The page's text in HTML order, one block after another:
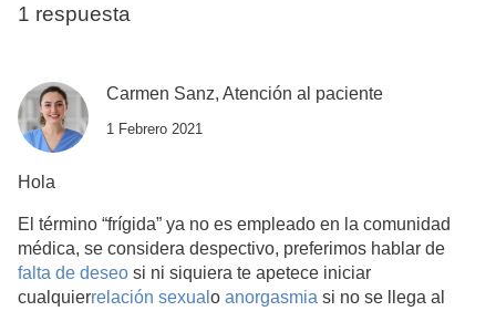
1 respuesta
Carmen Sanz, Atención al paciente
1 Febrero 2021
Hola
El término “frígida” ya no es empleado en la comunidad
médica, se considera despectivo, preferimos hablar de
falta de deseo si ni siquiera te apetece iniciar
cualquierrelación sexual o anorgasmia si no se llega al